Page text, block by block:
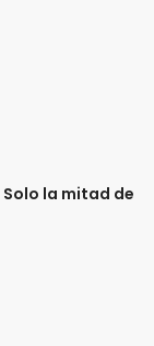
Solo la mitad de